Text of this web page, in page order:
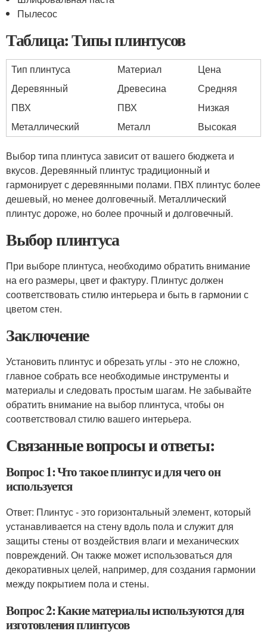
Пылесос
Таблица: Типы плинтусов
Тип плинтуса Материал
Цена
Деревянный
Древесина
Средняя
ПВХ
ПВХ
Низкая
Металлический
Металл Высокая
Выбор типа плинтуса зависит от вашего бюджета и
вкусов. Деревянный плинтус традиционный и
гармонирует с деревянными полами. ПВХ плинтус более
дешевый, но менее долговечный. Металлический
плинтус дороже, но более прочный и долговечный.
Выбор плинтуса
При выборе плинтуса, необходимо обратить внимание
на его размеры, цвет и фактуру. Плинтус должен
соответствовать стилю интерьера и быть в гармонии с
цветом стен.
Заключение
Установить плинтус и обрезать углы - это не сложно,
главное собрать все необходимые инструменты и
материалы и следовать простым шагам. Не забывайте
обратить внимание на выбор плинтуса, чтобы он
соответствовал стилю вашего интерьера.
Связанные вопросы и ответы:
Вопрос 1: Что такое плинтус и для чего он
используется
Ответ: Плинтус - это горизонтальный элемент, который
устанавливается на стену вдоль пола и служит для
защиты стены от воздействия влаги и механических
повреждений. Он также может использоваться для
декоративных целей, например, для создания гармонии
между покрытием пола и стены.
Вопрос 2: Какие материалы используются для
изготовления плинтусов